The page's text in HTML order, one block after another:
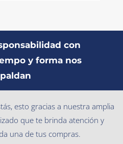
con
y forma nos
esto gracias a nuestra amplia
que te brinda atención y
una de tus compras.